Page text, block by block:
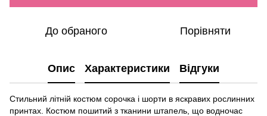
До обраного Порівняти
Опис Характеристики Відгуки
Стильний літній костюм сорочка і шорти в яскравих рослинних
принтах. Костюм пошитий з тканини штапель, що водночас